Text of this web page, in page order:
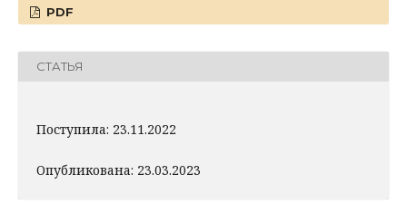
PDF
СТАТЬЯ
Поступила: 23.11.2022
Опубликована: 23.03.2023